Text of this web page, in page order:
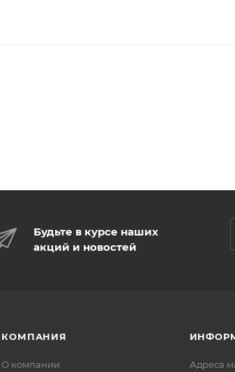
Будьте в курсе наших
акций и новостей
КОМПАНИЯ
О компании Адреса